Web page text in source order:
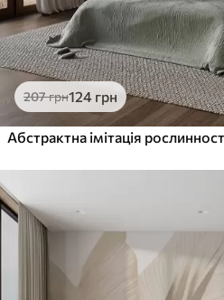
207грн124 грн